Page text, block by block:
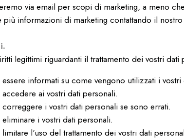
via email per scopi di marketing, a meno
più informazioni di marketing contattando il
legittimi riguardanti il trattamento dei vostri
informati su come vengono utilizzati i vostri
ai vostri dati personali.
i vostri dati personali se sono errati.
i vostri dati personali.
l'uso del trattamento dei vostri dati